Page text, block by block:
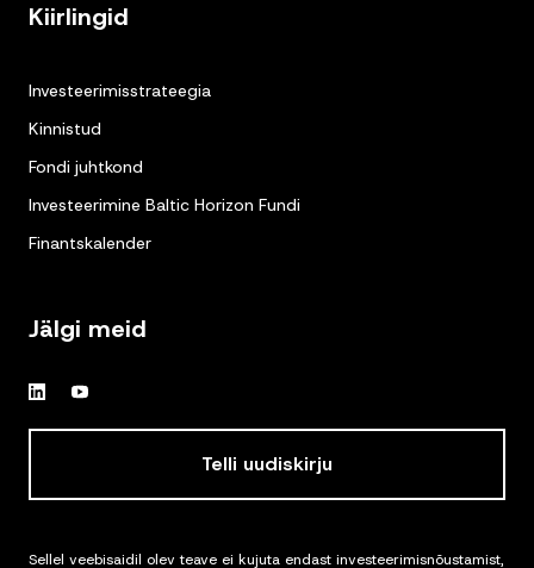
Kiirlingid
Investeerimisstrateegia
Kinnistud
Fondi juhtkond
Investeerimine Baltic Horizon Fundi
Finantskalender
Jälgi meid
Telli uudiskirju
Sellel veebisaidil olev teave ei kujuta endast investeerimisnõustamist,